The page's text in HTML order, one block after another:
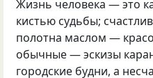
Жизнь человека — это
кистью судьбы;
полотна маслом —
обычные — эскизы
городские будни, а